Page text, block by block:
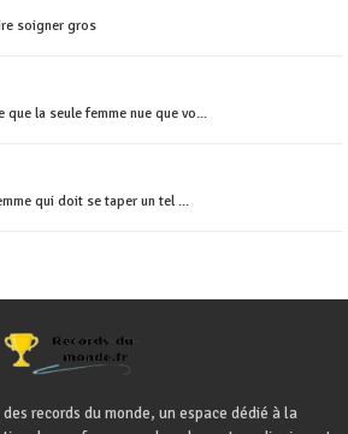
soigner gros
que la seule femme nue que vo...
qui doit se taper un tel ...
records du monde, un espace dédié à la